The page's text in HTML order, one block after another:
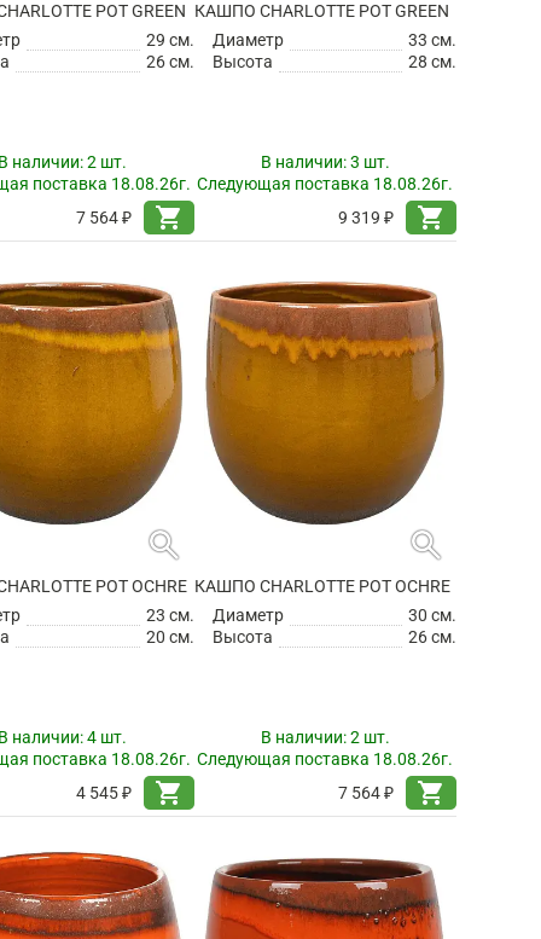
POT GREEN
29 см.
26 см.
наличии:2 шт.
поставка 18.08.26г.
7 564 ₽
shopping_cart
КАШПО CHARLOTTE POT GREEN
Диаметр
33 см.
Высота
28 см.
В наличии:3 шт.
Следующая поставка 18.08.26г.
9 319 ₽
shopping_cart
search
POT OCHRE
23 см.
20 см.
наличии:4 шт.
поставка 18.08.26г.
4 545 ₽
shopping_cart
search
КАШПО CHARLOTTE POT OCHRE
Диаметр
30 см.
Высота
26 см.
В наличии:2 шт.
Следующая поставка 18.08.26г.
7 564 ₽
shopping_cart